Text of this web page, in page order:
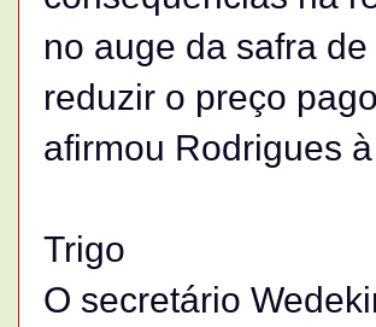
no auge da safra
reduzir o preço
afirmou Rodrigues
Trigo
O secretário